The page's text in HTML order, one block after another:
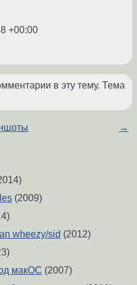
+00:00
в эту тему. Тема
→
(2009)
wheezy/sid (2012)
макОС (2007)